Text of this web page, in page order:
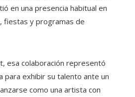
en una presencia habitual en
fiestas y programas de
esa colaboración representó
para exhibir su talento ante un
como una artista con